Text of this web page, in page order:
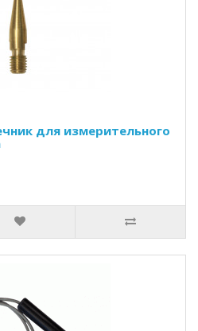
для измерительного